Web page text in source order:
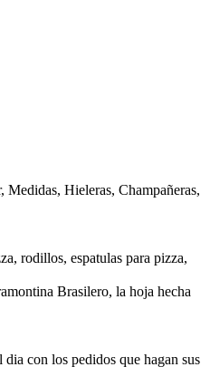
Hieleras, Champañeras,
rodillos, espatulas para pizza,
Brasilero, la hoja hecha
con los pedidos que hagan sus